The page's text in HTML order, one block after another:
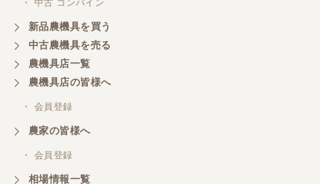
岐阜県／横倉林
ありがとうございます
岐阜県／横倉林
・ 中古 コンバイン
新品農機具を買う
中古農機具を売る
農機具店一覧
農機具店の皆様へ
・ 会員登録
農家の皆様へ
・ 会員登録
相場情報一覧